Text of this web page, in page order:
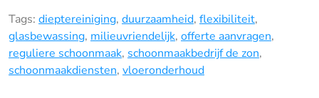
Tags: dieptereiniging, duurzaamheid, flexibiliteit,
glasbewassing, milieuvriendelijk, offerte aanvragen,
reguliere schoonmaak, schoonmaakbedrijf de zon,
schoonmaakdiensten, vloeronderhoud